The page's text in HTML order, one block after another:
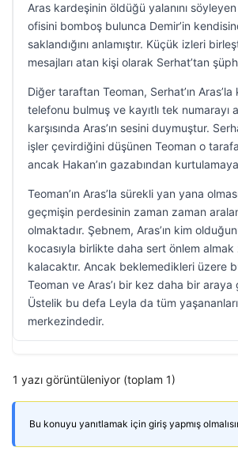
Aras kardeşinin öldüğü yalanını
ofisini bomboş bulunca Demir’in
saklandığını anlamıştır. Küçük izleri
mesajları atan kişi olarak Serhat’tan
Diğer taraftan Teoman, Serhat’ın
telefonu bulmuş ve kayıtlı tek numarayı
karşısında Aras’ın sesini duymuştur.
işler çevirdiğini düşünen Teoman o
ancak Hakan’ın gazabından
Teoman’ın Aras’la sürekli yan yana
geçmişin perdesinin zaman zaman
olmaktadır. Şebnem, Aras’ın kim
kocasıyla birlikte daha sert önlem almak
kalacaktır. Ancak beklemedikleri üzere
Teoman ve Aras’ı bir kez daha bir
Üstelik bu defa Leyla da tüm
merkezindedir.
1 yazı görüntüleniyor (toplam 1)
Bu konuyu yanıtlamak için giriş yapmış